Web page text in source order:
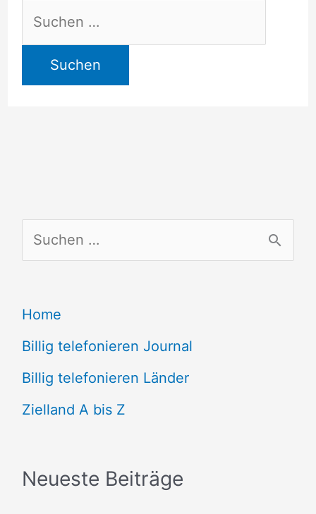
nach:
u
h
e
n
n
h
Home
Billig telefonieren Journal
Billig telefonieren Länder
Zielland A bis Z
Neueste Beiträge